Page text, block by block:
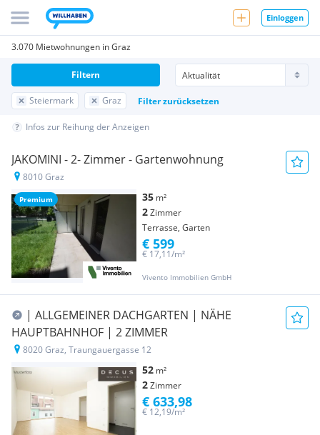
Einloggen
3.070 Mietwohnungen in Graz
Steiermark Graz Filter zurücksetzen
Filtern
Infos zur Reihung der Anzeigen
Premium
JAKOMINI - 2- Zimmer - Gartenwohnung
8010 Graz
35 m²
2Zimmer
Terrasse, Garten
Vivento Immobilien GmbH
€ 17,11/m²
€ 599
| ALLGEMEINER DACHGARTEN | NÄHE
HAUPTBAHNHOF | 2 ZIMMER
8020 Graz, Traungauergasse 12
52 m²
2Zimmer
€ 12,19/m²
€ 633,98